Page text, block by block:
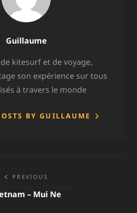
Author:
Guillaume
kitesurf et de voyage,
son expérience sur tous
à travers le monde
BY GUILLAUME
PREVIOUS
– Mui Ne